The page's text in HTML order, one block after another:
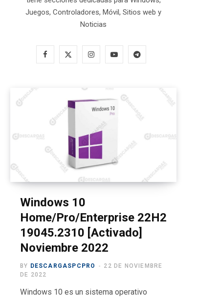
Juegos, Controladores, Móvil, Sitios web y
Noticias
F
b
o
k
w
t
e
r
)
I
t
a
g
a
Y
e
T
m
Windows 10
Home/Pro/Enterprise 22H2
19045.2310 [Activado]
Noviembre 2022
BY DESCARGASPCPRO
22 DE NOVIEMBRE
DE 2022
Windows 10 es un sistema operativo